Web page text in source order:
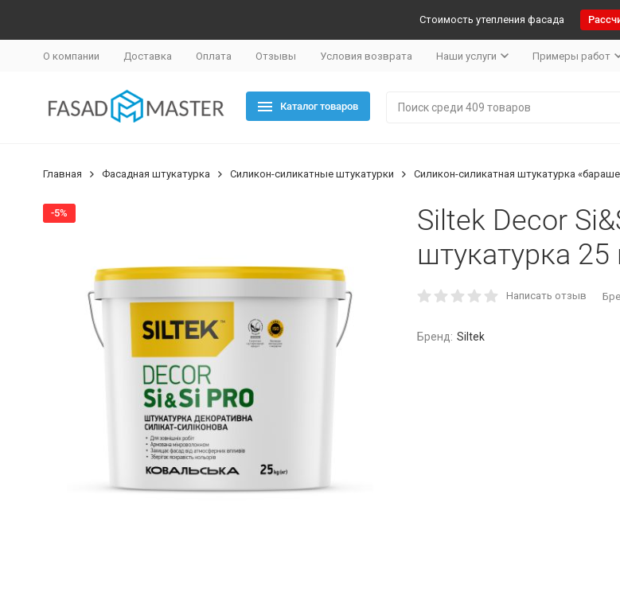
Стоимость утепления фасада
О компании Доставка Оплата Отзывы Условия возврата Наши услуги Примеры работ
Каталог товаров
Главная Фасадная штукатурка Силикон-силикатные штукатурки Силикон-силикатная штукатурка
-5%
Siltek Decor
штукатурка 25
Написать отзыв
Бренд: Siltek